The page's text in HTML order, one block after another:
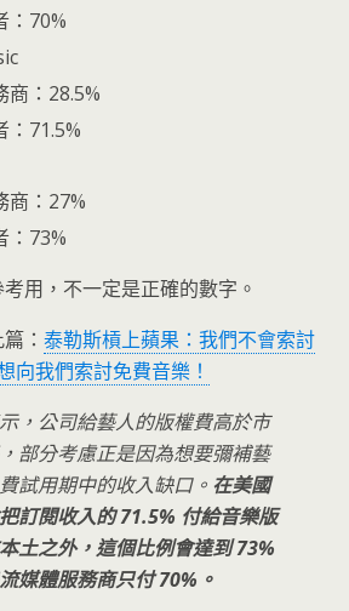
：70%
商：28.5%
：71.5%
商：27%
：73%
用，不一定是正確的數字。
： 泰勒斯槓上蘋果：我們不會索討
向我們索討免費音樂！
，公司給藝人的版權費高於市
部分考慮正是因為想要彌補藝
試用期中的收入缺口。 在美國
訂閱收入的 71.5% 付給音樂版
土之外，這個比例會達到 73%
媒體服務商只付 70%。